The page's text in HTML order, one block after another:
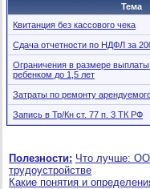
Тема
Квитанция без кассового чека
Сдача отчетности по НДФЛ за
Ограничения в размере
ребенком до 1,5 лет
Затраты по ремонту
Запись в Тр/Кн ст. 77 п. 3 ТК РФ
Полезности: Что лучше:
трудоустройстве
Какие понятия и